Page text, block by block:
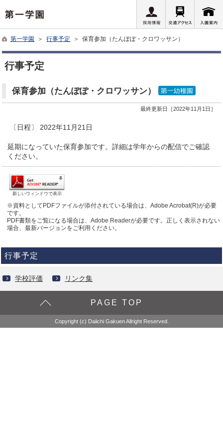
第一学園 ＞行事予定 ＞ 保育参加（たんぽぽ・クロワッサン）
行事予定
保育参加（たんぽぽ・クロワッサン）
最終更新日［2022年11月1日］
〔日程〕 2022年11月21日
延期になっていた保育参加です。詳細は学年からの配信でご確認
ください。
新しいウィンドウで表示
※資料としてPDFファイルが添付されている場合は、Adobe Acrobat(R)が必要
です。
PDF書類をご覧になる場合は、Adobe Readerが必要です。正しく表示されない
場合、最新バージョンをご利用ください。
行事予定
学校評価 リンク集
PAGE TOP
Copyright (c) Daiichi Gakuen Allright Reserved.